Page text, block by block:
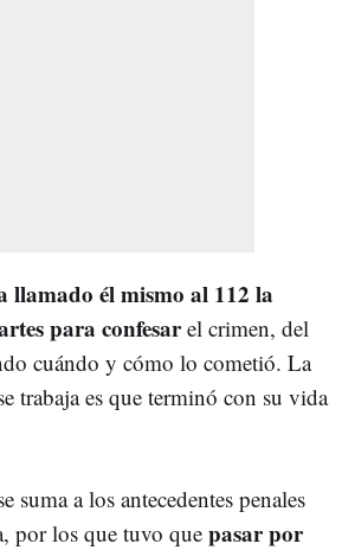
llamado él mismo al 112 la
para confesarel crimen, del
cuándo y cómo lo cometió. La
trabaja es que terminó con su vida
suma a los antecedentes penales
por los que tuvo quepasar por